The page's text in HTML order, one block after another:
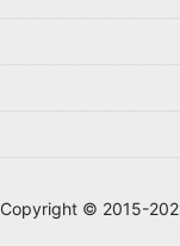
Copyright © 2015-